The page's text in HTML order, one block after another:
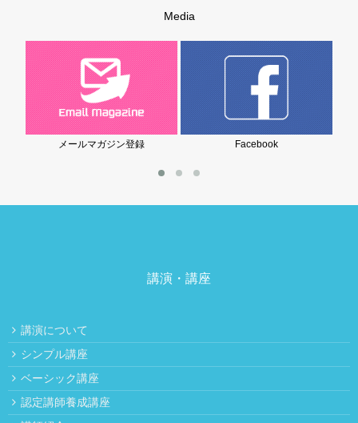
Media
メールマガジン登録 Facebook
講演・講座
講演について
シンプル講座
ベーシック講座
認定講師養成講座